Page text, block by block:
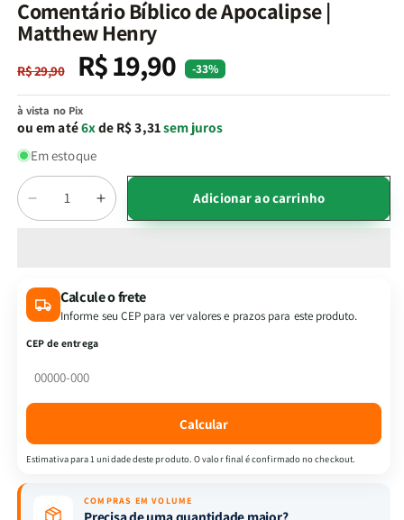
janela
modal
Comentário Bíblico de Apocalipse |
Matthew Henry
Preço
normal
R$ 29,90
Preço
promocional
R$ 19,90 -33%
à vista no Pix
ou em até6xde R$ 3,31sem juros
Em estoque
Quantidade
Diminuir
a
Bíblico
de
Apocalipse
Matthew
Aumentar
a
Bíblico
de
Adicionar ao carrinho
Calcule o frete
Informe seu CEP para ver valores e prazos para este produto.
CEP de entrega
Calcular
Estimativa para 1 unidade deste produto. O valor final é confirmado no checkout.
COMPRAS EM VOLUME